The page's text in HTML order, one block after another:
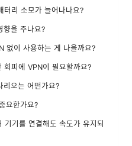
터리 소모가 늘어나나요?
향을 주나요?
없이 사용하는 게 나을까요?
회피에 VPN이 필요할까요?
리오는 어떤가요?
요한가요?
기기를 연결해도 속도가 유지되